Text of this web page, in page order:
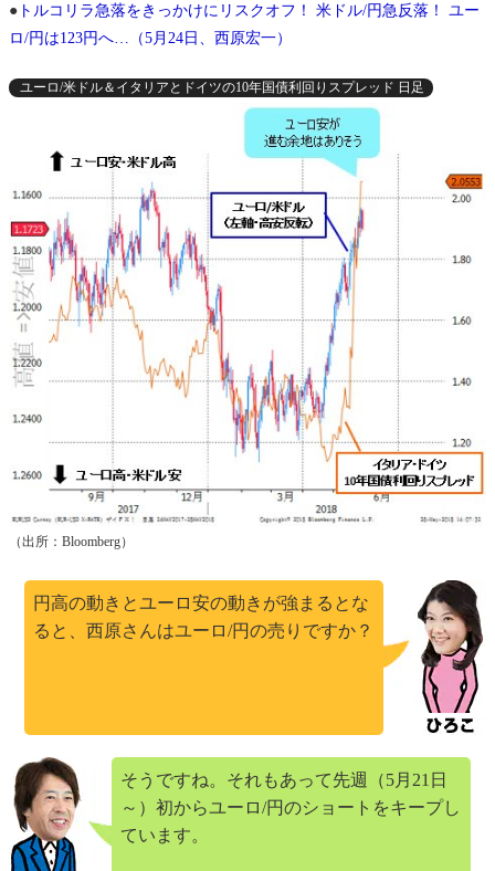
● トルコリラ急落をきっかけにリスクオフ！ 米ドル/円急反落！ ユー
ロ/円は123円へ…（5月24日、西原宏一）
ユーロ/米ドル＆イタリアとドイツの10年国債利回りスプレッド 日足
（出所：Bloomberg）
円高の動きとユーロ安の動きが強まるとな
ると、西原さんはユーロ/円の売りですか？
そうですね。それもあって先週（5月21日
～）初からユーロ/円のショートをキープし
ています。